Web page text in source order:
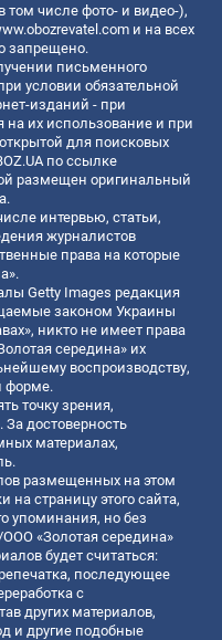
числе фото- и видео-),
и на всех
запрещено.
письменного
условии обязательной
изданий - при
их использование и при
для поисковых
по ссылке
размещен оригинальный
интервью, статьи,
журналистов
права на которые
Getty Images редакция
законом Украины
никто не имеет права
середина» их
воспроизводству,
форме.
точку зрения,
достоверность
материалах,
размещенных на этом
на страницу этого сайта,
упоминания, но без
«Золотая середина»
будет считаться:
последующее
с
других материалов,
и другие подобные